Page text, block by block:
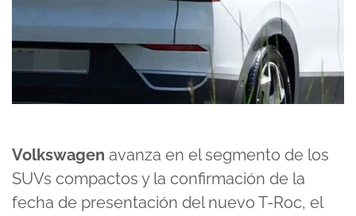
Volkswagen avanza en el segmento de los
SUVs compactos y la confirmación de la
fecha de presentación del nuevo T-Roc, el